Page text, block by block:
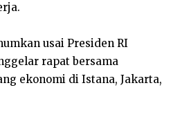
usai Presiden RI
rapat bersama
ekonomi di Istana, Jakarta,